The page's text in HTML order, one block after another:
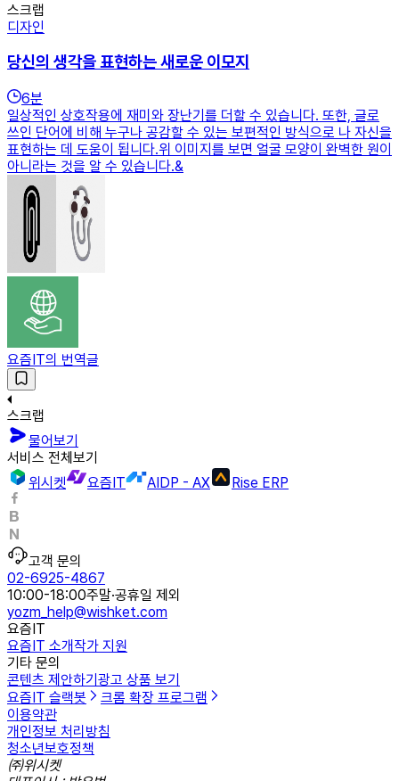
스크랩
디자인
당신의 생각을 표현하는 새로운 이모지
6분
일상적인 상호작용에 재미와 장난기를 더할 수 있습니다. 또한, 글로
쓰인 단어에 비해 누구나 공감할 수 있는 보편적인 방식으로 나 자신을
표현하는 데 도움이 됩니다.위 이미지를 보면 얼굴 모양이 완벽한 원이
아니라는 것을 알 수 있습니다.&
요즘IT의 번역글
스크랩
물어보기
서비스 전체보기
위시켓
요즘IT AIDP - AX Rise ERP
고객 문의
02-6925-4867
10:00-18:00주말·공휴일 제외
yozm_help@wishket.com
요즘IT
요즘IT 소개작가 지원
기타 문의
콘텐츠 제안하기 광고 상품 보기
요즘IT 슬랙봇
크롬 확장 프로그램
이용약관
개인정보 처리방침
청소년보호정책
㈜위시켓